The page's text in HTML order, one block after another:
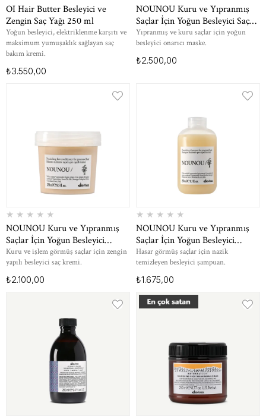
OI Hair Butter Besleyici ve
Zengin Saç Yağı 250 ml
Yoğun besleyici, elektriklenme karşıtı ve
maksimum yumuşaklık sağlayan saç
bakım kremi.
₺3.550,00
NOUNOU Kuru ve Yıpranmış
Saçlar İçin Yoğun Besleyici Saç
Bakım Maskesi 250 ml
Yıpranmış ve kuru saçlar için yoğun
besleyici onarıcı maske.
₺2.500,00
★ ★ ★ ★ ★
NOUNOU Kuru ve Yıpranmış
Saçlar İçin Yoğun Besleyici
Bakım Kremi 250 ml
Kuru ve işlem görmüş saçlar için zengin
yapılı besleyici saç kremi.
₺2.100,00
★ ★ ★ ★ ★
NOUNOU Kuru ve Yıpranmış
Saçlar İçin Yoğun Besleyici
Şampuan 250 ml
Hasar görmüş saçlar için nazik
temizleyen besleyici şampuan.
₺1.675,00